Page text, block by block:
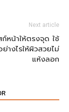
Next article
หน้าให้ตรงจุด ใช้
างไรให้ผิวสวยไม่
แห้งลอก